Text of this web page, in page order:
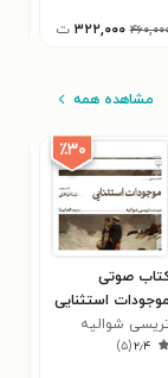
۳۲۲,۰۰۰ ت
مشاهده همه
٪۳۰
صوتی
موجودات استثنایی
شوالیه
۲٫۴(۵)